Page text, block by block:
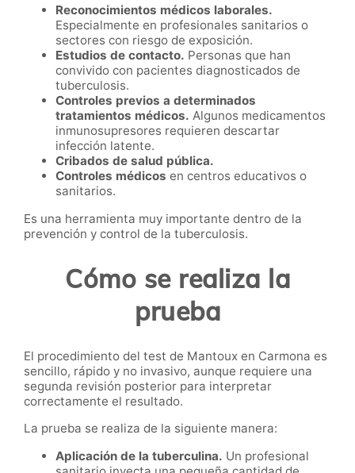
Reconocimientos médicos laborales.
Especialmente en profesionales sanitarios o
sectores con riesgo de exposición.
Estudios de contacto. Personas que han
convivido con pacientes diagnosticados de
tuberculosis.
Controles previos a determinados
tratamientos médicos. Algunos medicamentos
inmunosupresores requieren descartar
infección latente.
Cribados de salud pública.
Controles médicos en centros educativos o
sanitarios.
Es una herramienta muy importante dentro de la
prevención y control de la tuberculosis.
Cómo se realiza la
prueba
El procedimiento del test de Mantoux en Carmona es
sencillo, rápido y no invasivo, aunque requiere una
segunda revisión posterior para interpretar
correctamente el resultado.
La prueba se realiza de la siguiente manera:
Aplicación de la tuberculina. Un profesional